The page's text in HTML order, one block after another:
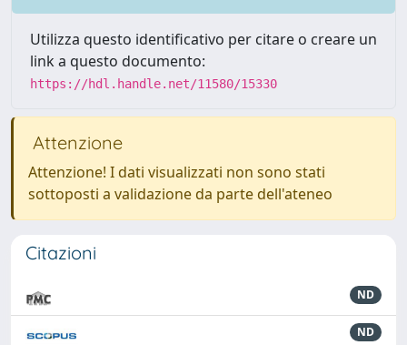
Utilizza questo identificativo per citare o creare un
link a questo documento:
https://hdl.handle.net/11580/15330
Attenzione
Attenzione! I dati visualizzati non sono stati
sottoposti a validazione da parte dell'ateneo
Citazioni
ND
ND